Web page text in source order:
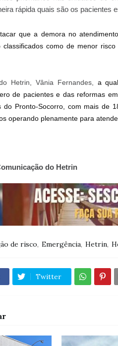
rápida quais são os pacientes
que a demora no
classificados como de menor
Hetrin, Vânia Fernandes, a
de pacientes e das reformas
do Pronto-Socorro, com mais de
operando plenamente para
do Hetrin
de risco Emergência Hetrin
Twitter